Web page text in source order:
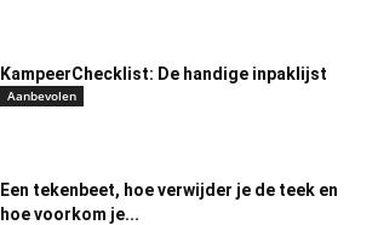
KampeerChecklist: De handige inpaklijst
Aanbevolen
Een tekenbeet, hoe verwijder je de teek en
hoe voorkom je...